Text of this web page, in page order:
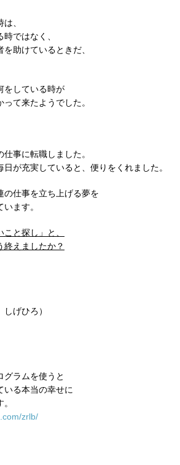
、
ではなく、
助けているときだ、
をしている時が
て来たようでした。
事に転職しました。
が充実していると、便りをくれました。
の仕事を立ち上げる夢を
ます。
と探し」と、
終えましたか？
げひろ）
グラムを使うと
いる本当の幸せに
zrlb/